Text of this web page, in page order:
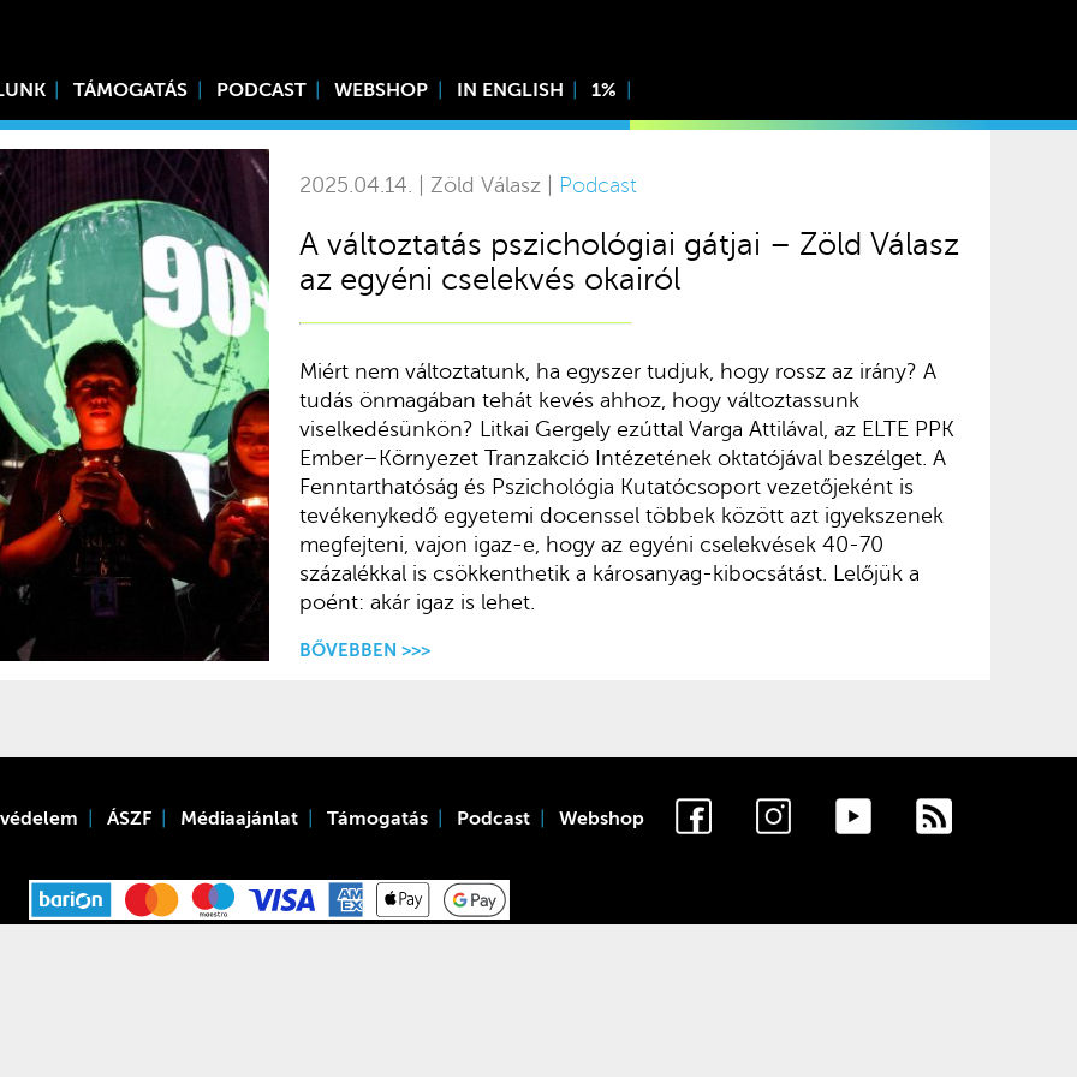
TÁMOGATÁS PODCAST WEBSHOP IN ENGLISH 1%
2025.04.14. | Zöld Válasz | Podcast
A változtatás pszichológiai gátjai – Zöld Válasz
az egyéni cselekvés okairól
Miért nem változtatunk, ha egyszer tudjuk, hogy rossz az irány? A
tudás önmagában tehát kevés ahhoz, hogy változtassunk
viselkedésünkön? Litkai Gergely ezúttal Varga Attilával, az ELTE PPK
Ember–Környezet Tranzakció Intézetének oktatójával beszélget. A
Fenntarthatóság és Pszichológia Kutatócsoport vezetőjeként is
tevékenykedő egyetemi docenssel többek között azt igyekszenek
megfejteni, vajon igaz-e, hogy az egyéni cselekvések 40-70
százalékkal is csökkenthetik a károsanyag-kibocsátást. Lelőjük a
poént: akár igaz is lehet.
BŐVEBBEN >>>
ÁSZF Médiaajánlat Támogatás Podcast Webshop